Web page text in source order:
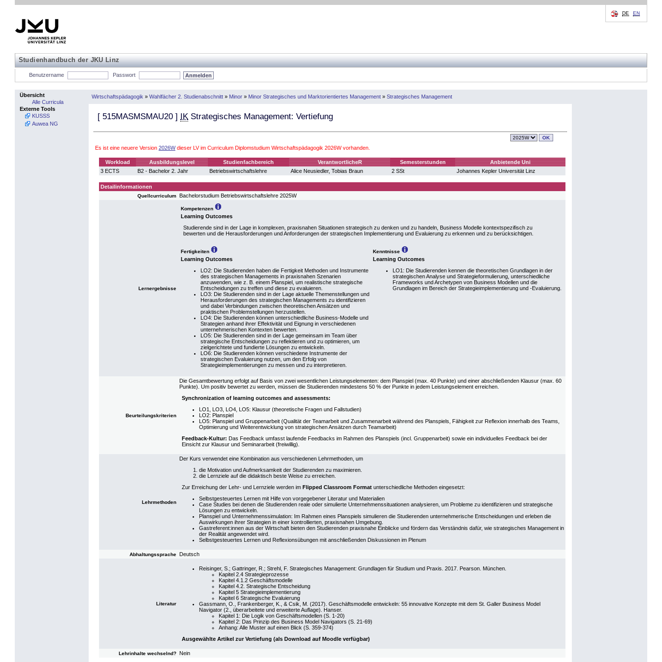
Studienhandbuch der JKU Linz
DE EN
Benutzername Passwort
Übersicht
Alle Curricula
Externe Tools
KUSSS
Auwea NG
Wirtschaftspädagogik » Wahlfächer 2. Studienabschnitt » Minor » Minor Strategisches und Marktorientiertes Management » Strategisches Management
[ 515MASMSMAU20 ] IK Strategisches Management: Vertiefung
Es ist eine neuere Version 2026Wdieser LV im Curriculum Diplomstudium Wirtschaftspädagogik 2026W vorhanden.
Workload Ausbildungslevel Studienfachbereich VerantwortlicheR Semesterstunden
Anbietende Uni
3 ECTS
B2 - Bachelor 2. Jahr Betriebswirtschaftslehre Alice Neusiedler, Tobias Braun 2 SSt Johannes Kepler Universität Linz
Detailinformationen
Quellcurriculum Bachelorstudium Betriebswirtschaftslehre 2025W
Lernergebnisse
Kompetenzen
Learning Outcomes
Studierende sind in der Lage in komplexen, praxisnahen Situationen strategisch zu denken und zu handeln, Business Modelle kontextspezifisch zu
bewerten und die Herausforderungen und Anforderungen der strategischen Implementierung und Evaluierung zu erkennen und zu berücksichtigen.
Fertigkeiten Kenntnisse
Learning Outcomes
LO2: Die Studierenden haben die Fertigkeit Methoden und Instrumente
des strategischen Managements in praxisnahen Szenarien
anzuwenden, wie z. B. einem Planspiel, um realistische strategische
Entscheidungen zu treffen und diese zu evaluieren.
LO3: Die Studierenden sind in der Lage aktuelle Themenstellungen und
Herausforderungen des strategischen Managements zu identifizieren
und dabei Verbindungen zwischen theoretischen Ansätzen und
praktischen Problemstellungen herzustellen.
LO4: Die Studierenden können unterschiedliche Business-Modelle und
Strategien anhand ihrer Effektivität und Eignung in verschiedenen
unternehmerischen Kontexten bewerten.
LO5: Die Studierenden sind in der Lage gemeinsam im Team über
strategische Entscheidungen zu reflektieren und zu optimieren, um
zielgerichtete und fundierte Lösungen zu entwickeln.
LO6: Die Studierenden können verschiedene Instrumente der
strategischen Evaluierung nutzen, um den Erfolg von
Strategieimplementierungen zu messen und zu interpretieren.
Learning Outcomes
LO1: Die Studierenden kennen die theoretischen Grundlagen in der
strategischen Analyse und Strategieformulierung, unterschiedliche
Frameworks und Archetypen von Business Modellen und die
Grundlagen im Bereich der Strategieimplementierung und -Evaluierung.
Beurteilungskriterien
Die Gesamtbewertung erfolgt auf Basis von zwei wesentlichen Leistungselementen: dem Planspiel (max. 40 Punkte) und einer abschließenden Klausur (max. 60
Punkte). Um positiv bewertet zu werden, müssen die Studierenden mindestens 50 % der Punkte in jedem Leistungselement erreichen.
Synchronization of learning outcomes and assessments:
LO1, LO3, LO4, LO5: Klausur (theoretische Fragen und Fallstudien)
LO2: Planspiel
LO5: Planspiel und Gruppenarbeit (Qualität der Teamarbeit und Zusammenarbeit während des Planspiels, Fähigkeit zur Reflexion innerhalb des Teams,
Optimierung und Weiterentwicklung von strategischen Ansätzen durch Teamarbeit)
Feedback-Kultur: Das Feedback umfasst laufende Feedbacks im Rahmen des Planspiels (incl. Gruppenarbeit) sowie ein individuelles Feedback bei der
Einsicht zur Klausur und Seminararbeit (freiwillig).
Lehrmethoden
Der Kurs verwendet eine Kombination aus verschiedenen Lehrmethoden, um
die Motivation und Aufmerksamkeit der Studierenden zu maximieren.
die Lernziele auf die didaktisch beste Weise zu erreichen.
Zur Erreichung der Lehr- und Lernziele werden im Flipped Classroom Format unterschiedliche Methoden eingesetzt:
Selbstgesteuertes Lernen mit Hilfe von vorgegebener Literatur und Materialien
Case Studies bei denen die Studierenden reale oder simulierte Unternehmenssituationen analysieren, um Probleme zu identifizieren und strategische
Lösungen zu entwickeln.
Planspiel und Unternehmenssimulation: Im Rahmen eines Planspiels simulieren die Studierenden unternehmerische Entscheidungen und erleben die
Auswirkungen ihrer Strategien in einer kontrollierten, praxisnahen Umgebung.
Gastreferent:innen aus der Wirtschaft bieten den Studierenden praxisnahe Einblicke und fördern das Verständnis dafür, wie strategisches Management in
der Realität angewendet wird.
Selbstgesteuertes Lernen und Reflexionsübungen mit anschließenden Diskussionen im Plenum
Abhaltungssprache Deutsch
Literatur
Reisinger, S.; Gattringer, R.; Strehl, F. Strategisches Management: Grundlagen für Studium und Praxis. 2017. Pearson. München.
Kapitel 2.4 Strategieprozesse
Kapitel 4.1.2 Geschäftsmodelle
Kapitel 4.2. Strategische Entscheidung
Kapitel 5 Strategieimplementierung
Kapitel 6 Strategische Evaluierung
Gassmann, O., Frankenberger, K., & Csik, M. (2017). Geschäftsmodelle entwickeln: 55 innovative Konzepte mit dem St. Galler Business Model
Navigator (2., überarbeitete und erweiterte Auflage). Hanser.
Kapitel 1: Die Logik von Geschäftsmodellen (S. 1-20)
Kapitel 2: Das Prinzip des Business Model Navigators (S. 21-69)
Anhang: Alle Muster auf einen Blick (S. 359-374)
Ausgewählte Artikel zur Vertiefung (als Download auf Moodle verfügbar)
Lehrinhalte wechselnd? Nein